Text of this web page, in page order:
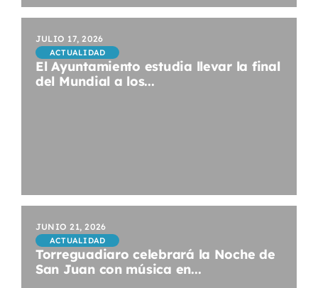
JULIO 17, 2026
ACTUALIDAD
El Ayuntamiento estudia llevar la final
del Mundial a los...
JUNIO 21, 2026
ACTUALIDAD
Torreguadiaro celebrará la Noche de
San Juan con música en...